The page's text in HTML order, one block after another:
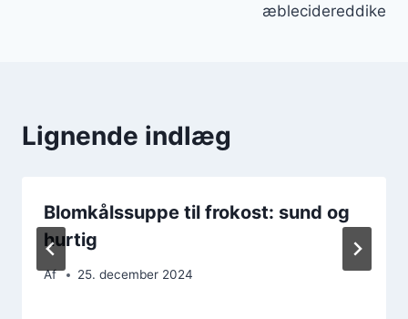
æblecidereddike
Lignende indlæg
Blomkålssuppe til frokost: sund og
hurtig
Af 25. december 2024